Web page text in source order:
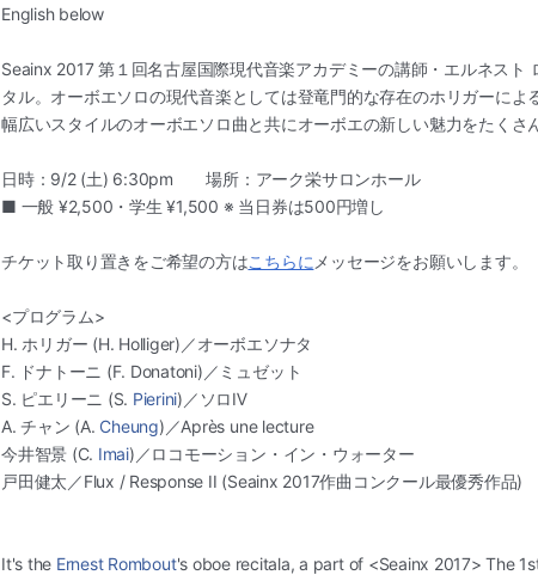
English below
Seainx 2017 第１回名古屋国際現代音楽アカデミーの講師・エルネスト
タル。オーボエソロの現代音楽としては登竜門的な存在のホリガーによ
幅広いスタイルのオーボエソ ロ曲と共にオーボエの新しい魅力をたくさ
日時：9/2 (土) 6:30pm 場所：アーク栄サロンホール
■ 一般 ¥2,500・学生 ¥1,500 ※ 当日券は500円増し
チケット取り置きをご希望の方はこちらに メッセージをお願いします。
<プログラム>
H. ホリガー (H. Holliger)／オーボエソナタ
F. ドナトーニ (F. Donatoni)／ミュゼット
S. ピエリーニ (S. Pierini)／ソロⅣ
A. チャン (A. Cheung)／Après une lecture
今井智景 (C. Imai)／ロコモーション・イン・ウォーター
戸田健太／Flux / Response II (Seainx 2017作曲コンクール最優秀作品)
It's the Ernest Rombout's oboe recitala, a part of <Seainx 2017> The